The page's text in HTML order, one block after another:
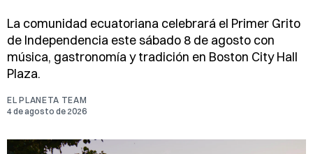
La comunidad ecuatoriana celebrará el Primer Grito
de Independencia este sábado 8 de agosto con
música, gastronomía y tradición en Boston City Hall
Plaza.
EL PLANETA TEAM
4 de agosto de 2026